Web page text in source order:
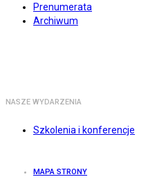
Prenumerata
Archiwum
NASZE WYDARZENIA
Szkolenia i konferencje
MAPA STRONY